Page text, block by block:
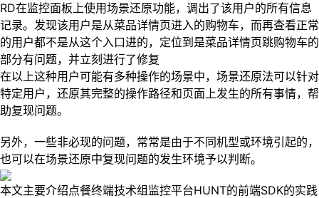
RD在监控面板上使用场景还原功能，调出了该用户的所有信息
记录。发现该用户是从菜品详情页进入的购物车，而再查看正常
的用户都不是从这个入口进的，定位到是菜品详情页跳购物车的
部分有问题，并立刻进行了修复
在以上这种用户可能有多种操作的场景中，场景还原法可以针对
特定用户，还原其完整的操作路径和页面上发生的所有事情，帮
助复现问题。
另外，一些非必现的问题，常常是由于不同机型或环境引起的，
也可以在场景还原中复现问题的发生环境予以判断。
本文主要介绍点餐终端技术组监控平台HUNT的前端SDK的实践